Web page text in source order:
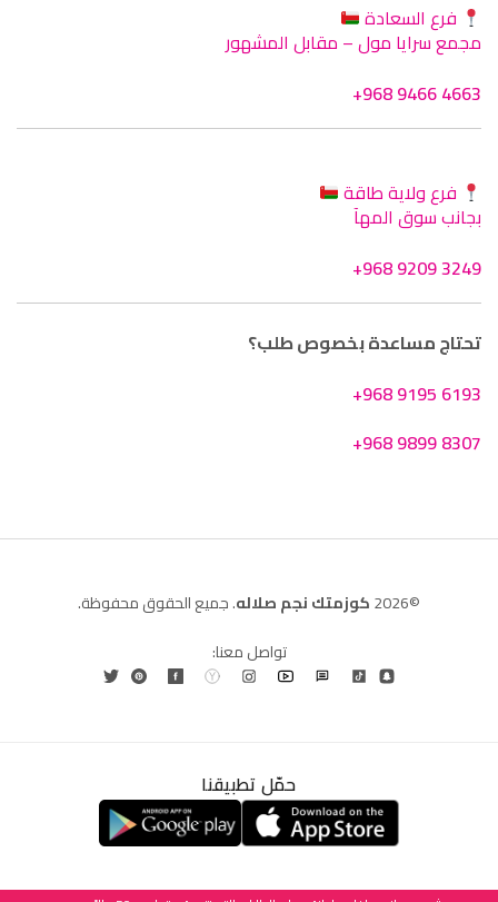
فرع السعادة
مجمع سرايا مول – مقابل المشهور
+968 9466 4663
فرع ولاية طاقة
بجانب سوق المهآ
+968 9209 3249
تحتاج مساعدة بخصوص طلب؟
+968 9195 6193
+968 9899 8307
©2026 كوزمتك نجم صلاله. جميع الحقوق محفوظة.
تواصل معنا:
حمّل تطبيقنا